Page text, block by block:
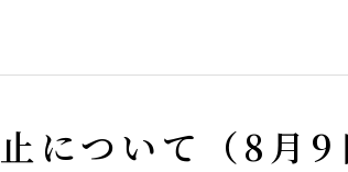
について（8月9